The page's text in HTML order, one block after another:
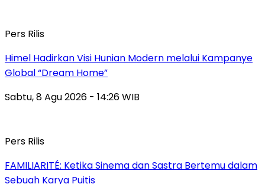
Pers Rilis
Himel Hadirkan Visi Hunian Modern melalui Kampanye
Global “Dream Home”
Sabtu, 8 Agu 2026 - 14:26 WIB
Pers Rilis
FAMILIARITÉ: Ketika Sinema dan Sastra Bertemu dalam
Sebuah Karya Puitis